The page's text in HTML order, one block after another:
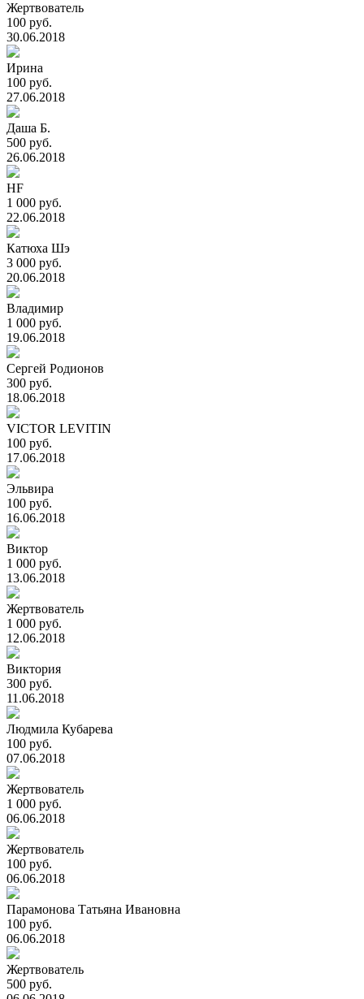
Жертвователь
100 руб.
30.06.2018
Ирина
100 руб.
27.06.2018
Даша Б.
500 руб.
26.06.2018
HF
1 000 руб.
22.06.2018
Катюха Шэ
3 000 руб.
20.06.2018
Владимир
1 000 руб.
19.06.2018
Сергей Родионов
300 руб.
18.06.2018
VICTOR LEVITIN
100 руб.
17.06.2018
Эльвира
100 руб.
16.06.2018
Виктор
1 000 руб.
13.06.2018
Жертвователь
1 000 руб.
12.06.2018
Виктория
300 руб.
11.06.2018
Людмила Кубарева
100 руб.
07.06.2018
Жертвователь
1 000 руб.
06.06.2018
Жертвователь
100 руб.
06.06.2018
Парамонова Татьяна Ивановна
100 руб.
06.06.2018
Жертвователь
500 руб.